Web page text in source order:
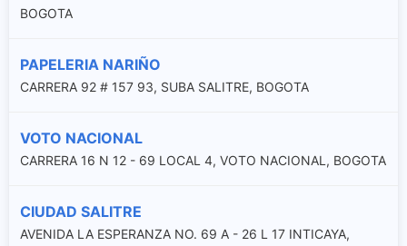
BOGOTA
PAPELERIA NARIÑO
CARRERA 92 # 157 93, SUBA SALITRE, BOGOTA
VOTO NACIONAL
CARRERA 16 N 12 - 69 LOCAL 4, VOTO NACIONAL, BOGOTA
CIUDAD SALITRE
AVENIDA LA ESPERANZA NO. 69 A - 26 L 17 INTICAYA,